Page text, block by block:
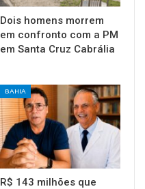
Dois homens morrem
em confronto com a PM
em Santa Cruz Cabrália
BAHIA
R$ 143 milhões que